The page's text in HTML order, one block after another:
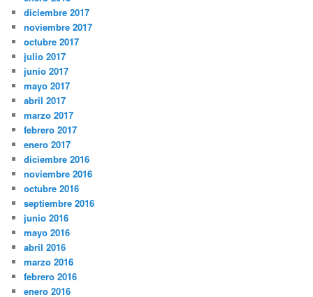
diciembre 2017
noviembre 2017
octubre 2017
julio 2017
junio 2017
mayo 2017
abril 2017
marzo 2017
febrero 2017
enero 2017
diciembre 2016
noviembre 2016
octubre 2016
septiembre 2016
junio 2016
mayo 2016
abril 2016
marzo 2016
febrero 2016
enero 2016